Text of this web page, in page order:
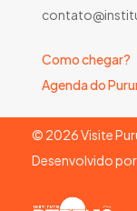
Como chegar?
Agenda do
© 2026Visite
Desenvolvido por